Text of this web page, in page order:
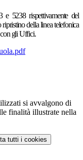
e 5238 rispettivamente del
della linea telefonica
con gli Uffici.
si avvalgono di
finalità illustrate nella
tutti i cookies